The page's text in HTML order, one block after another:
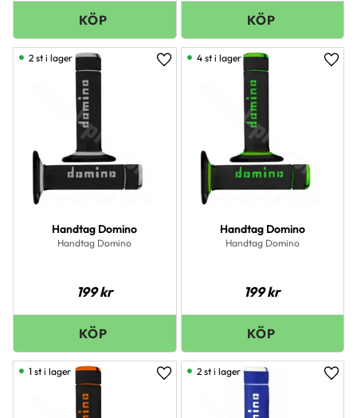
Handtag Domino
Handtag Domino
199kr
Lägg till i favoriter
2 st i lager
Handtag Domino
Handtag Domino
199kr
4 st i lager
Lägg till i favoriter
1 st i lager 2 st i lager